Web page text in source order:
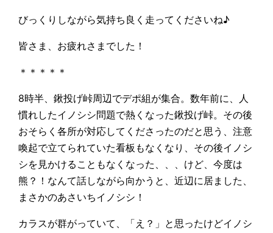
びっくりしながら気持ち良く走ってくださいね♪
皆さま、お疲れさまでした！
＊＊＊＊＊
8時半、鍬投げ峠周辺でデポ組が集合。数年前に、人
慣れしたイノシシ問題で熱くなった鍬投げ峠。その後
おそらく各所が対応してくださったのだと思う、注意
喚起で立てられていた看板もなくなり、その後イノシ
シを見かけることもなくなった、、、けど、今度は
熊？！なんて話しながら向かうと、近辺に居ました、
まさかのあさいちイノシシ！
カラスが群がっていて、「え？」と思ったけどイノシ